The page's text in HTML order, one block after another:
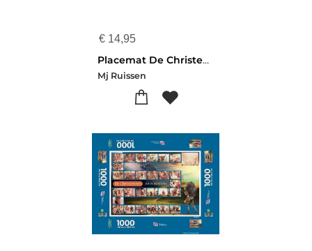
€ 14,95
Placemat De Christenreis
Mj Ruissen